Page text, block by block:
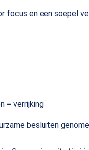
focus en een soepel
= verrijking
besluiten